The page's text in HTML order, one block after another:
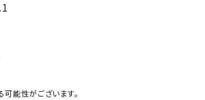
能性がございます。